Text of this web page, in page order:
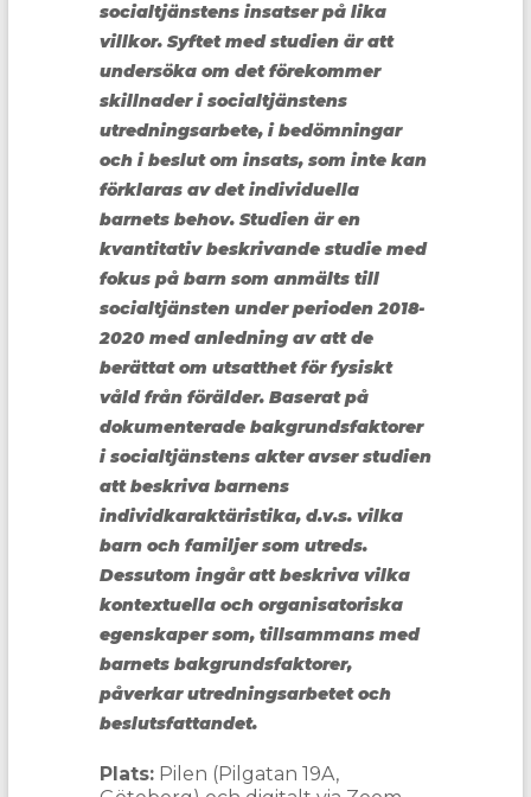
socialtjänstens insatser på lika
villkor. Syftet med studien är att
undersöka om det förekommer
skillnader i socialtjänstens
utredningsarbete, i bedömningar
och i beslut om insats, som inte kan
förklaras av det individuella
barnets behov. Studien är en
kvantitativ beskrivande studie med
fokus på barn som anmälts till
socialtjänsten under perioden 2018-
2020 med anledning av att de
berättat om utsatthet för fysiskt
våld från förälder. Baserat på
dokumenterade bakgrundsfaktorer
i socialtjänstens akter avser studien
att beskriva barnens
individkaraktäristika, d.v.s. vilka
barn och familjer som utreds.
Dessutom ingår att beskriva vilka
kontextuella och organisatoriska
egenskaper som, tillsammans med
barnets bakgrundsfaktorer,
påverkar utredningsarbetet och
beslutsfattandet.
Plats:Pilen (Pilgatan 19A,